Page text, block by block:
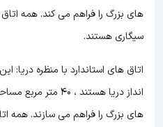
های بزرگ را فراهم می کند. همه اتاق
سیگاری هستند.
اتاق های استاندارد با منظره دریا:
انداز دریا هستند ،
های بزرگ را فراهم می سازند. همه